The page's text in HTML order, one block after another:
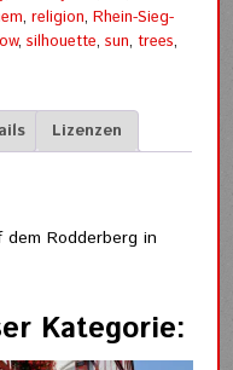
,religion,Rhein-Sieg-
,silhouette,sun,trees,
Lizenzen
Rodderberg in
Kategorie: